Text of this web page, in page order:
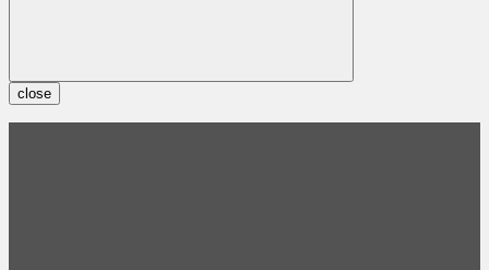
close